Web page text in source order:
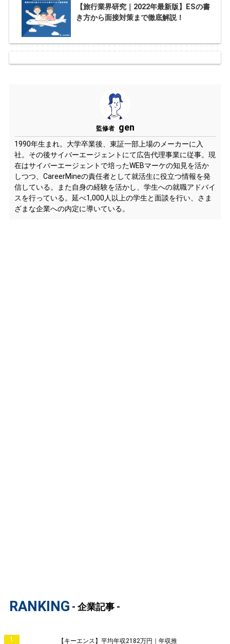
【旅行業界研究｜2022年最新版】ESの書
き方から面接対策まで徹底解説！
監修者 gen
1990年生まれ。大学卒業後、東証一部上場のメーカーに入
社。その後サイバーエージェントにて広告代理事業に従事。現
在はサイバーエージェントで培ったWEBマーケの知見を活か
しつつ、CareerMineの責任者として就活生に役立つ情報を発
信している。また自身の経験を活かし、学生への就職アドバイ
スを行っている。延べ1,000人以上の学生と面談を行い、さま
ざまな企業への内定に導いている。
RANKING - 企業記事 -
1
【キーエンス】平均年収2182万円｜年収推